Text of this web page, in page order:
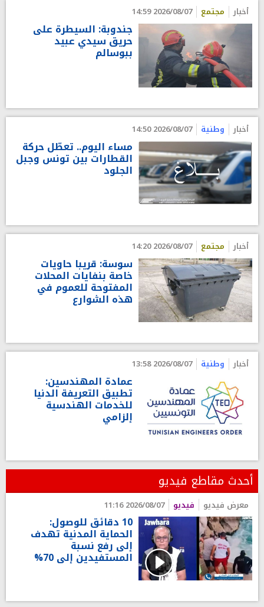
أخبار مجتمع 2026/08/07 14:59
جندوبة: السيطرة على
حريق سيدي عبيد
ببوسالم
أخبار وطنية 2026/08/07 14:50
مساء اليوم.. تعطّل حركة
القطارات بين تونس وجبل
الجلود
أخبار مجتمع 2026/08/07 14:20
سوسة: قريبا حاويات
خاصة بنفايات المحلات
المفتوحة للعموم في
هذه الشوارع
أخبار وطنية 2026/08/07 13:58
عمادة المهندسين:
تطبيق التعريفة الدنيا
للخدمات الهندسية
إلزامي
أحدث مقاطع فيديو
معرض فيديو فيديو 2026/08/07 11:16
10 دقائق للوصول:
الحماية المدنية تهدف
إلى رفع نسبة
المستفيدين إلى 70%